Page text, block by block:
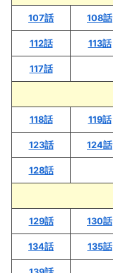
107話 108話
112話 113話
117話
118話 119話
123話 124話
128話
129話 130話
134話 135話